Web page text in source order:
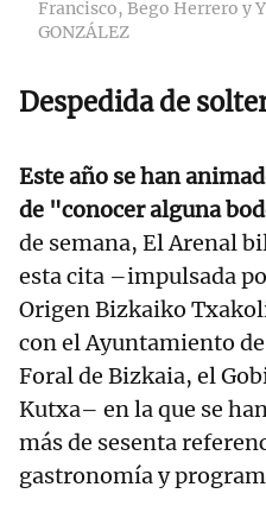
Francisco, Bego Herrero y
GONZÁLEZ
Despedida de
Este año se han
de "conocer alguna
de semana, El Arenal
esta cita –impulsada
Origen Bizkaiko
con el Ayuntamiento
Foral de Bizkaia, el
Kutxa– en la que se
más de sesenta
gastronomía y